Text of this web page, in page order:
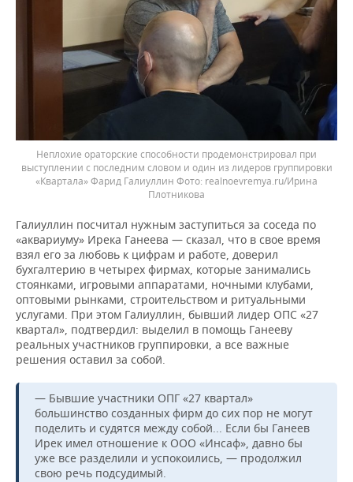
Неплохие ораторские способности продемонстрировал при
выступлении с последним словом и один из лидеров группировки
«Квартала» Фарид Галиуллин
realnoevremya.ru/Ирина
Плотникова
Галиуллин посчитал нужным заступиться за соседа по
«аквариуму» Ирека Ганеева — сказал, что в свое время
взял его за любовь к цифрам и работе, доверил
бухгалтерию в четырех фирмах, которые занимались
стоянками, игровыми аппаратами, ночными клубами,
оптовыми рынками, строительством и ритуальными
услугами. При этом Галиуллин, бывший лидер ОПС «27
квартал», подтвердил: выделил в помощь Ганееву
реальных участников группировки, а все важные
решения оставил за собой.
— Бывшие участники ОПГ «27 квартал»
большинство созданных фирм до сих пор не могут
поделить и судятся между собой... Если бы Ганеев
Ирек имел отношение к ООО «Инсаф», давно бы
уже все разделили и успокоились, — продолжил
свою речь подсудимый.